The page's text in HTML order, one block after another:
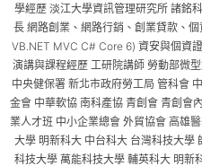
學經歷 淡江大學資訊管理研究所 諸銘
長 網路創業、網路行銷、創業貸款、
VB.NET MVC C# Core 6) 資安與個資
演講與課程經歷 工研院講師 勞動部微
中央健保署 新北市政府勞工局 管科會
金會 中華軟協 南科產協 青創會 青創會
業人才班 中小企業總會 外貿協會 高雄
大學 明新科大 中台科大 台灣科技大學
科技大學 萬能科技大學 輔英科大 明新